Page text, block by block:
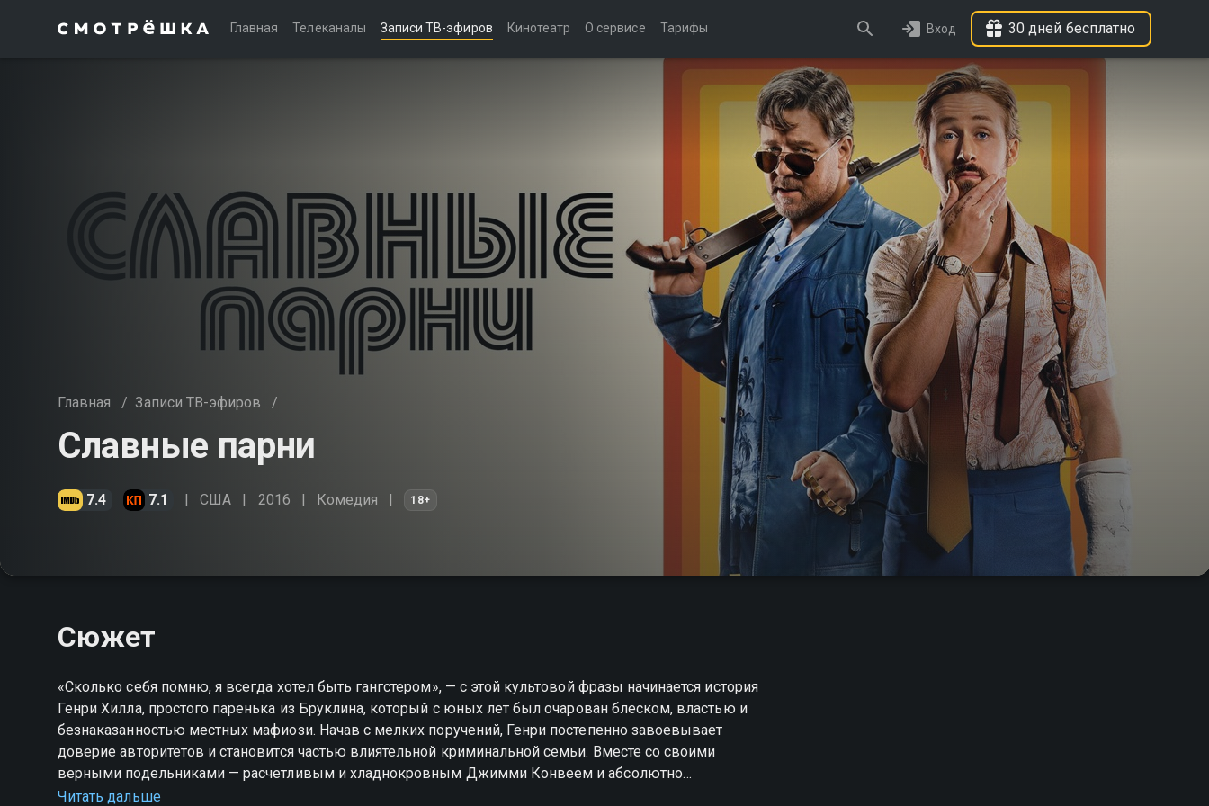
Главная Телеканалы Записи ТВ-эфиров Кинотеатр О сервисе Тарифы Вход 30 дней бесплатно
Главная / Записи ТВ-эфиров /
Славные парни
7.4 7.1 США 2016 Комедия 18+
Сюжет
«Сколько себя помню, я всегда хотел быть гангстером», — с этой культовой фразы начинается история
Генри Хилла, простого паренька из Бруклина, который с юных лет был очарован блеском, властью и
безнаказанностью местных мафиози. Начав с мелких поручений, Генри постепенно завоевывает
доверие авторитетов и становится частью влиятельной криминальной семьи. Вместе со своими
верными подельниками — расчетливым и хладнокровным Джимми Конвеем и абсолютно
неуправляемым, импульсивным психопатом Томми Де Вито — они проворачивают дерзкие ограбления
Читать дальше